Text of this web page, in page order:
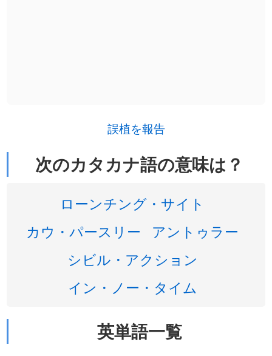
誤植を報告
次のカタカナ語の意味は？
ローンチング・サイト
カウ・パースリー
アントゥラー
シビル・アクション
イン・ノー・タイム
英単語一覧